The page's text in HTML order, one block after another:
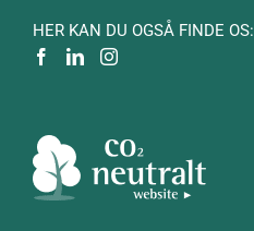
HER KAN DU OGSÅ FINDE OS: